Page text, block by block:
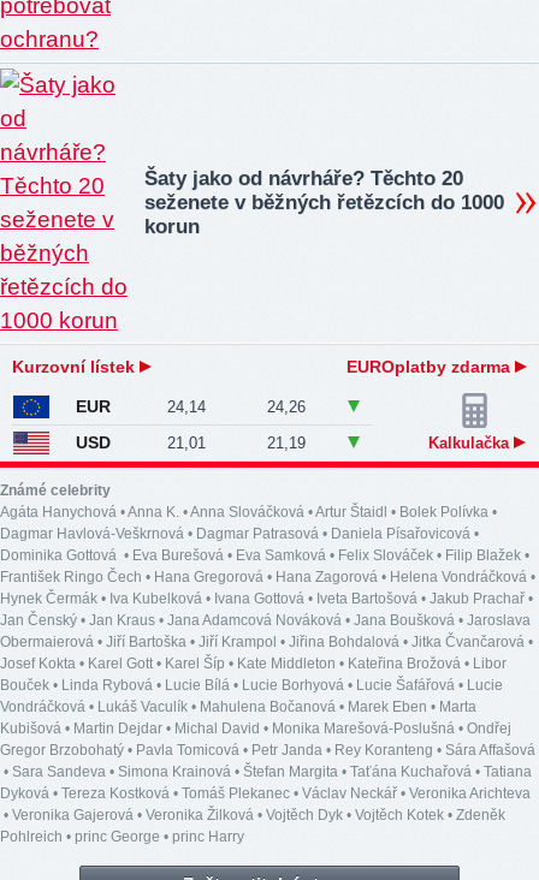
Šaty jako od návrháře? Těchto 20
seženete v běžných řetězcích do 1000
korun
Kurzovní lístek EUROplatby zdarma
EUR 24,14 24,26
USD 21,01 21,19 Kalkulačka
Známé celebrity
Agáta Hanychová •Anna K. •Anna Slováčková •Artur Štaidl • Bolek Polívka •
Dagmar Havlová-Veškrnová • Dagmar Patrasová • Daniela Písařovicová •
Dominika Gottová • Eva Burešová • Eva Samková • Felix Slováček • Filip Blažek •
František Ringo Čech • Hana Gregorová • Hana Zagorová • Helena Vondráčková •
Hynek Čermák • Iva Kubelková • Ivana Gottová • Iveta Bartošová • Jakub Prachař •
Jan Čenský • Jan Kraus • Jana Adamcová Nováková • Jana Boušková • Jaroslava
Obermaierová • Jiří Bartoška • Jiří Krampol • Jiřina Bohdalová • Jitka Čvančarová •
Josef Kokta • Karel Gott• Karel Šíp • Kate Middleton • Kateřina Brožová • Libor
Bouček • Linda Rybová • Lucie Bílá • Lucie Borhyová • Lucie Šafářová • Lucie
Vondráčková • Lukáš Vaculík • Mahulena Bočanová • Marek Eben • Marta
Kubišová • Martin Dejdar • Michal David • Monika Marešová-Poslušná • Ondřej
Gregor Brzobohatý • Pavla Tomicová • Petr Janda • Rey Koranteng • Sára Affašová
• Sara Sandeva • Simona Krainová • Štefan Margita • Taťána Kuchařová • Tatiana
Dyková • Tereza Kostková • Tomáš Plekanec • Václav Neckář • Veronika Arichteva
• Veronika Gajerová • Veronika Žilková • Vojtěch Dyk • Vojtěch Kotek • Zdeněk
Pohlreich • princ George • princ Harry